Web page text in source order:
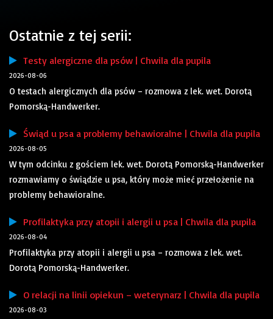
Ostatnie z tej serii:
Testy alergiczne dla psów | Chwila dla pupila
2026-08-06
O testach alergicznych dla psów – rozmowa z lek. wet. Dorotą
Pomorską-Handwerker.
Świąd u psa a problemy behawioralne | Chwila dla pupila
2026-08-05
W tym odcinku z gościem lek. wet. Dorotą Pomorską-Handwerker
rozmawiamy o świądzie u psa, który może mieć przełożenie na
problemy behawioralne.
Profilaktyka przy atopii i alergii u psa | Chwila dla pupila
2026-08-04
Profilaktyka przy atopii i alergii u psa – rozmowa z lek. wet.
Dorotą Pomorską-Handwerker.
O relacji na linii opiekun – weterynarz | Chwila dla pupila
2026-08-03